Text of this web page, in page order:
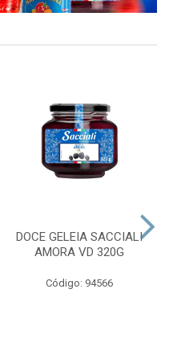
DOCE GELEIA SACCIALI
AMORA VD 320G
Código: 94566